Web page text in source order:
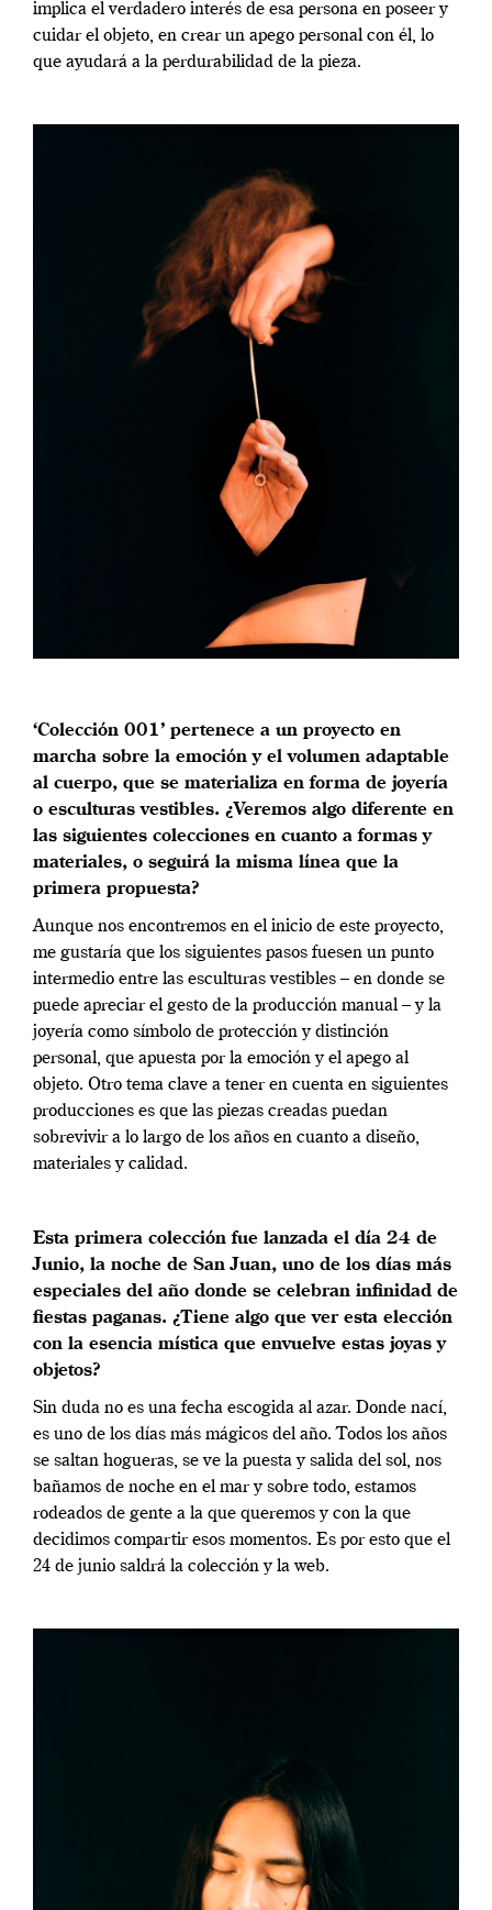
implica el verdadero interés de esa persona en poseer y
cuidar el objeto, en crear un apego personal con él, lo
que ayudará a la perdurabilidad de la pieza.
‘Colección 001’ pertenece a un proyecto en
marcha sobre la emoción y el volumen adaptable
al cuerpo, que se materializa en forma de joyería
o esculturas vestibles. ¿Veremos algo diferente en
las siguientes colecciones en cuanto a formas y
materiales, o seguirá la misma línea que la
primera propuesta?
Aunque nos encontremos en el inicio de este proyecto,
me gustaría que los siguientes pasos fuesen un punto
intermedio entre las esculturas vestibles – en donde se
puede apreciar el gesto de la producción manual – y la
joyería como símbolo de protección y distinción
personal, que apuesta por la emoción y el apego al
objeto. Otro tema clave a tener en cuenta en siguientes
producciones es que las piezas creadas puedan
sobrevivir a lo largo de los años en cuanto a diseño,
materiales y calidad.
Esta primera colección fue lanzada el día 24 de
Junio, la noche de San Juan, uno de los días más
especiales del año donde se celebran infinidad de
fiestas paganas. ¿Tiene algo que ver esta elección
con la esencia mística que envuelve estas joyas y
objetos?
Sin duda no es una fecha escogida al azar. Donde nací,
es uno de los días más mágicos del año. Todos los años
se saltan hogueras, se ve la puesta y salida del sol, nos
bañamos de noche en el mar y sobre todo, estamos
rodeados de gente a la que queremos y con la que
decidimos compartir esos momentos. Es por esto que el
24 de junio saldrá la colección y la web.